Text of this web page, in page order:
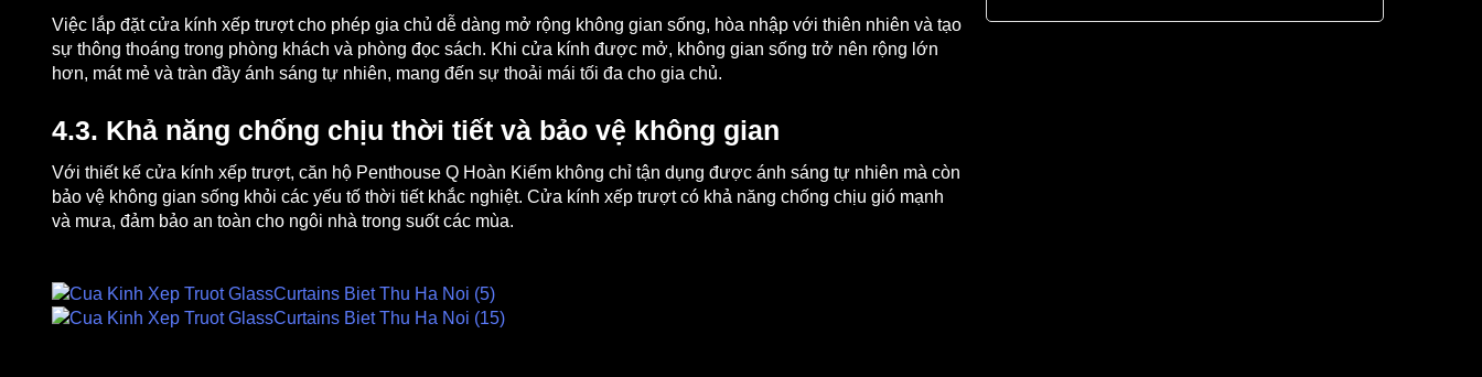
Việc lắp đặt cửa kính xếp trượt cho phép gia chủ dễ dàng mở rộng không gian sống, hòa nhập với thiên nhiên và tạo
sự thông thoáng trong phòng khách và phòng đọc sách. Khi cửa kính được mở, không gian sống trở nên rộng lớn
hơn, mát mẻ và tràn đầy ánh sáng tự nhiên, mang đến sự thoải mái tối đa cho gia chủ.
4.3. Khả năng chống chịu thời tiết và bảo vệ không gian
Với thiết kế cửa kính xếp trượt, căn hộ Penthouse Q Hoàn Kiếm không chỉ tận dụng được ánh sáng tự nhiên mà còn
bảo vệ không gian sống khỏi các yếu tố thời tiết khắc nghiệt. Cửa kính xếp trượt có khả năng chống chịu gió mạnh
và mưa, đảm bảo an toàn cho ngôi nhà trong suốt các mùa.